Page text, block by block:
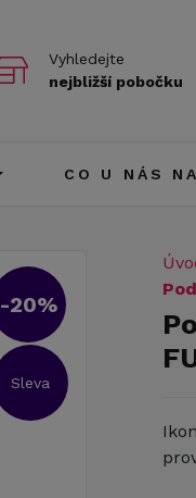
Vyhledejte
nejbližší pobočku
CO U NÁS
-20%
Sleva